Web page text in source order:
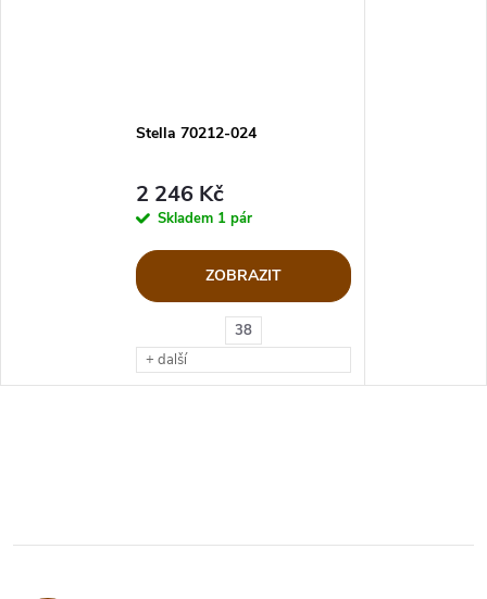
38
+ další
Stella 70212-024
2 246 Kč
Skladem 1 pár
ZOBRAZIT